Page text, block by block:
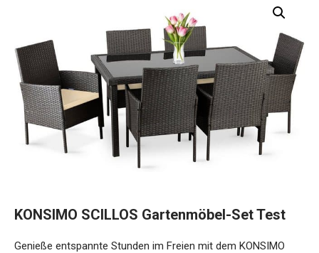
KONSIMO SCILLOS Gartenmöbel-Set Test
Genieße entspannte Stunden im Freien mit dem KONSIMO